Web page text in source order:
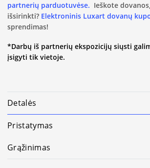
partnerių parduotuvėse. Ieškote
išsirinkti? Elektroninis Luxart dovanų
sprendimas!
*Darbų iš partnerių ekspozicijų siųsti
įsigyti tik vietoje.
Detalės
Pristatymas
Grąžinimas